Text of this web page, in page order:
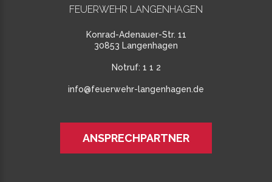
FEUERWEHR LANGENHAGEN
Konrad-Adenauer-Str. 11
30853 Langenhagen
Notruf: 1 1 2
info@feuerwehr-langenhagen.de
ANSPRECHPARTNER